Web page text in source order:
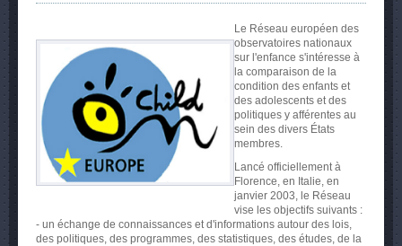
Le Réseau européen des
observatoires nationaux
sur l'enfance s'intéresse à
la comparaison de la
condition des enfants et
des adolescents et des
politiques y afférentes au
sein des divers États
membres.
Lancé officiellement à
Florence, en Italie, en
janvier 2003, le Réseau
vise les objectifs suivants :
- un échange de connaissances et d'informations autour des lois,
des politiques, des programmes, des statistiques, des études, de la